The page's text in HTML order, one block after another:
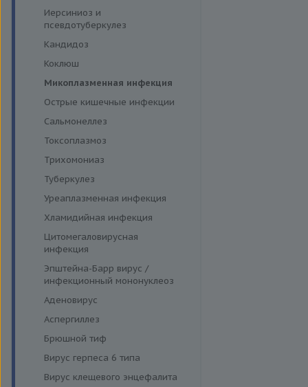
Иерсиниоз и
псевдотуберкулез
Кандидоз
Коклюш
Микоплазменная инфекция
Острые кишечные инфекции
Сальмонеллез
Токсоплазмоз
Трихомониаз
Туберкулез
Уреаплазменная инфекция
Хламидийная инфекция
Цитомегаловирусная
инфекция
Эпштейна-Барр вирус /
инфекционный мононуклеоз
Аденовирус
Аспергиллез
Брюшной тиф
Вирус герпеса 6 типа
Вирус клещевого энцефалита